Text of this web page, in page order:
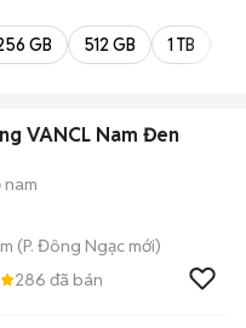
GB 512 GB 1 TB
VANCL Nam Đen
(P. Đông Ngạc mới)
286 đã bán